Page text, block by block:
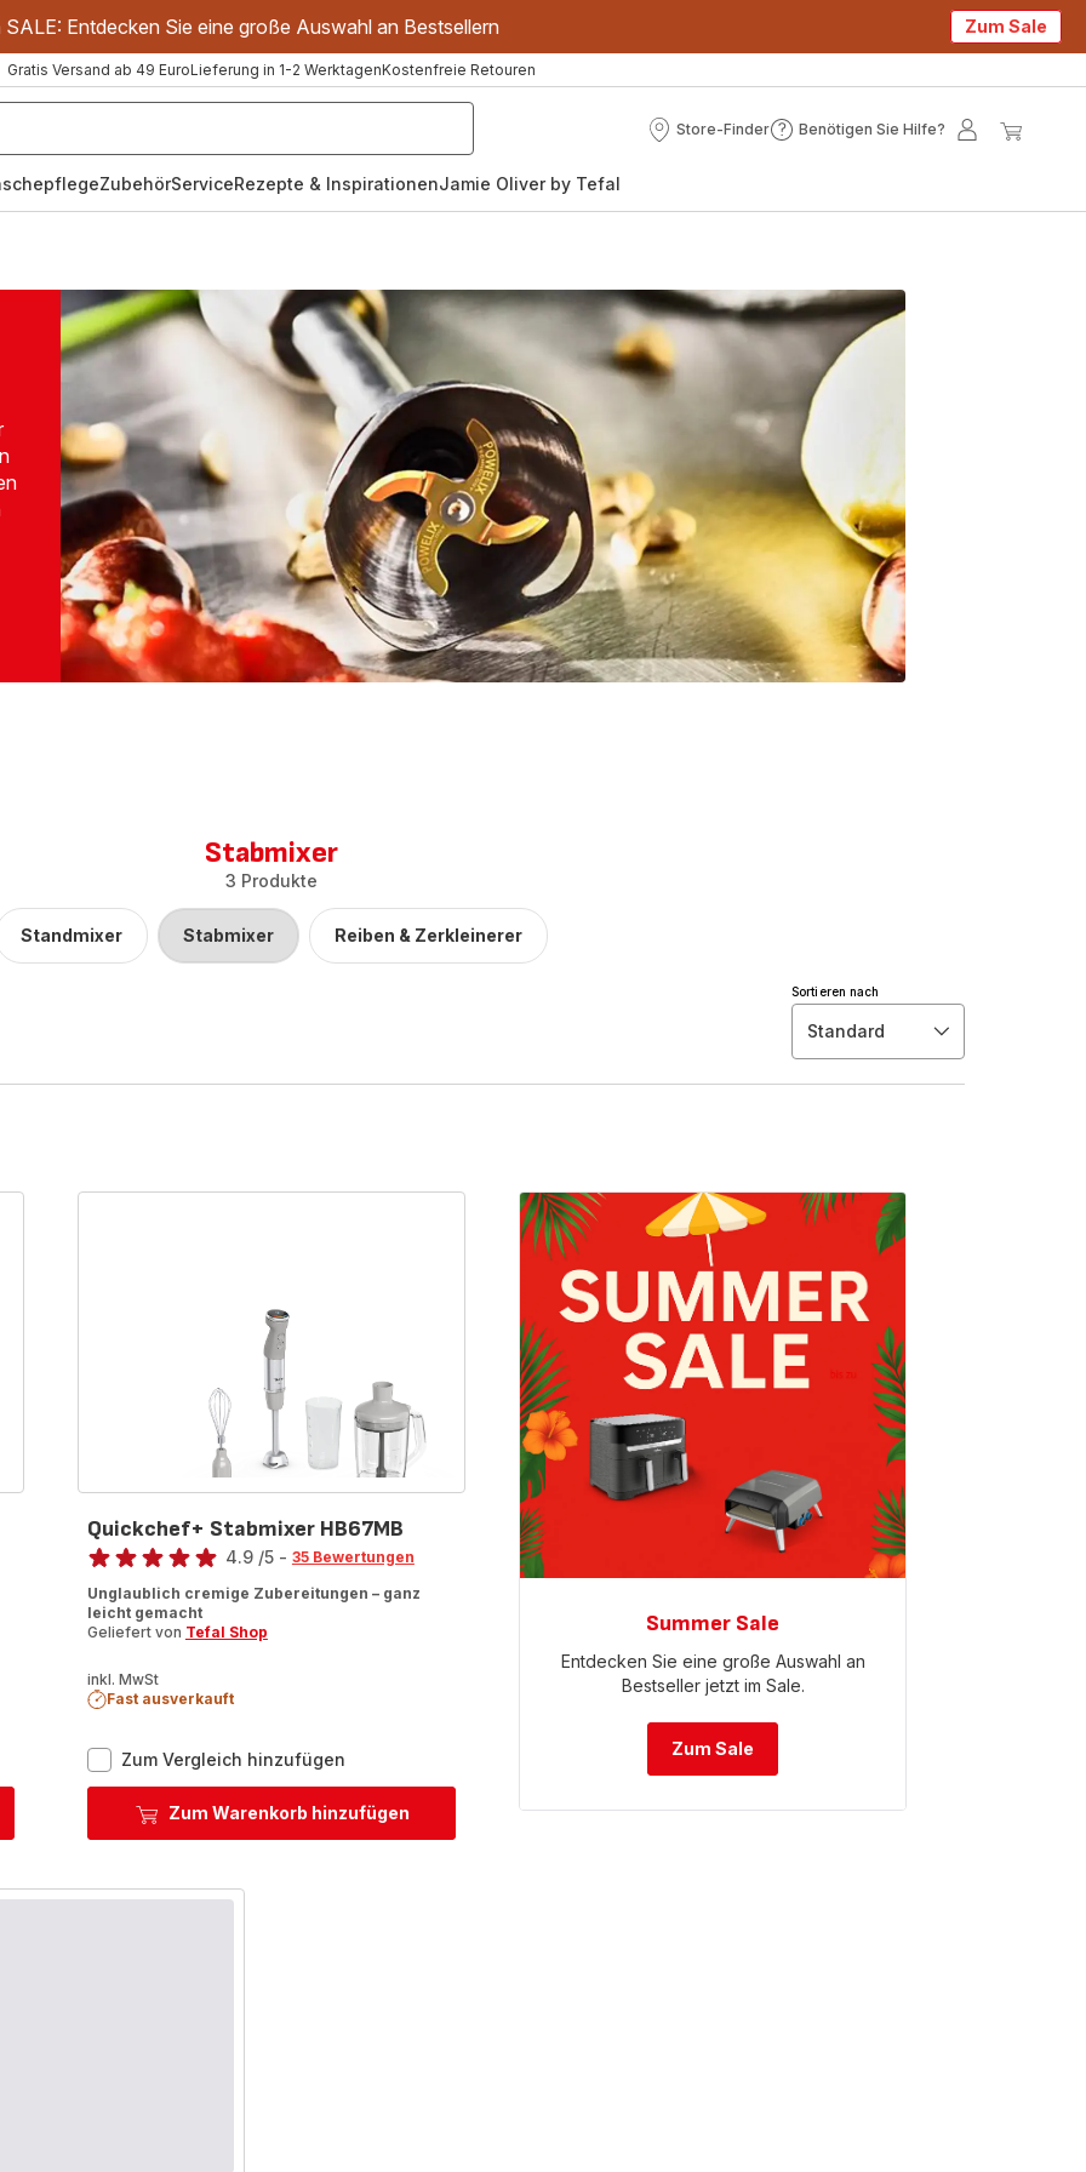
SALE: Entdecken Sie eine große Auswahl an Bestsellern Zum Sale
Gratis Versand ab 49 EuroLieferung in 1-2 WerktagenKostenfreie Retouren
Store-Finder
Store-
Benötigen Sie Hilfe?
Benötigen
Mein
ZubehörServiceRezepte & InspirationenJamie Oliver by Tefal
Stabmixer
3 Produkte
Standmixer Stabmixer Reiben & Zerkleinerer
Sortieren nach
Standard
Zum Vergleich hinzufügenQuickchef+
Stabmixer
HB67MB
Zum Warenkorb hinzufügen
Quickchef+ Stabmixer HB67MB
Bewertung
4.9 /5 - 35 Bewertungen
Unglaublich cremige Zubereitungen – ganz
leicht gemacht
Geliefert von Tefal Shop
inkl. MwSt
Fast ausverkauft
Summer Sale
Entdecken Sie eine große Auswahl an
Bestseller jetzt im Sale.
Zum Sale